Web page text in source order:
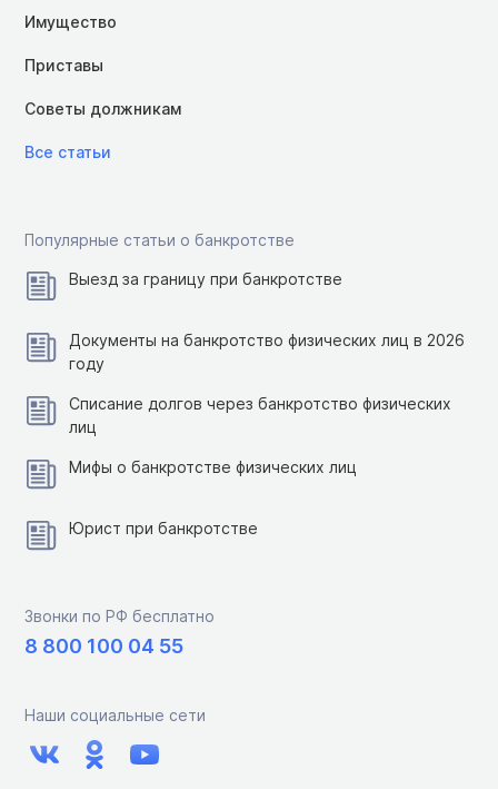
Имущество
Приставы
Советы должникам
Все статьи
Популярные статьи о банкротстве
Выезд за границу при банкротстве
Документы на банкротство физических лиц в 2026
году
Списание долгов через банкротство физических
лиц
Мифы о банкротстве физических лиц
Юрист при банкротстве
Звонки по РФ бесплатно
8 800 100 04 55
Наши социальные сети